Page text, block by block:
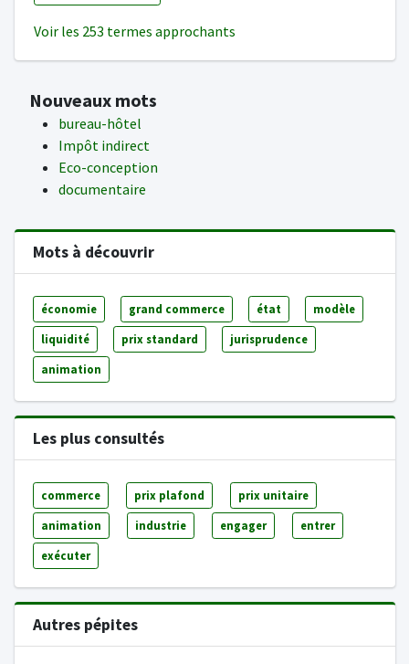
Voir les 253 termes approchants
Nouveaux mots
bureau-hôtel
Impôt indirect
Eco-conception
documentaire
Mots à découvrir
économie grand commerce état modèle
liquidité prix standard jurisprudence
animation
Les plus consultés
commerce prix plafond prix unitaire
animation industrie engager entrer
exécuter
Autres pépites